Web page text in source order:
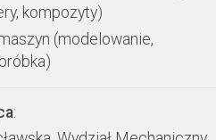
kompozyty)
(modelowanie,
: